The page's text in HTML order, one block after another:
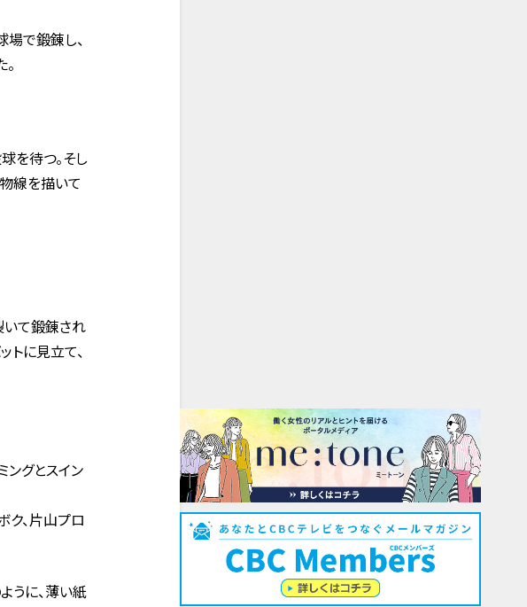
場で鍛錬し、
を待つ。そし
線を描いて
いて鍛錬され
トに見立て、
ングとスイン
ク、片山プロ
うに、薄い紙